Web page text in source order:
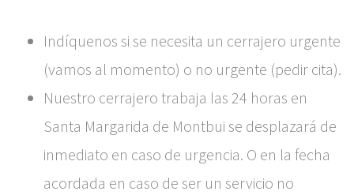
Indíquenos si se necesita un cerrajero urgente
(vamos al momento) o no urgente (pedir cita).
Nuestro cerrajero trabaja las 24 horas en
Santa Margarida de Montbui se desplazará de
inmediato en caso de urgencia. O en la fecha
acordada en caso de ser un servicio no